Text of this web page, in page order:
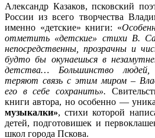
Александр Казаков, псковский
России из всего творчества
именно «детские» книги: «
отметить «детские» стихи В.
непосредственны, прозрачны и
будто бы окунаешься в
детства… Большинство
теряют связь с этим миром –
его в себе сохранить».
книги автора, но особенно —
музыкалки», стихи которой
детей, подготовишек и
школ города Пскова.